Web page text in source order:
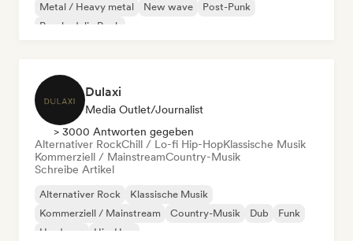
Metal / Heavy metal
New wave
Post-Punk
Psychedelic Rock
Dulaxi
Media Outlet/Journalist
> 3000 Antworten gegeben
Alternativer RockChill / Lo-fi Hip-HopKlassische Musik
Kommerziell / MainstreamCountry-Musik
Schreibe Artikel
Alternativer Rock
Klassische Musik
Kommerziell / Mainstream
Country-Musik Dub
Funk
Hardcore
Hip-Hop